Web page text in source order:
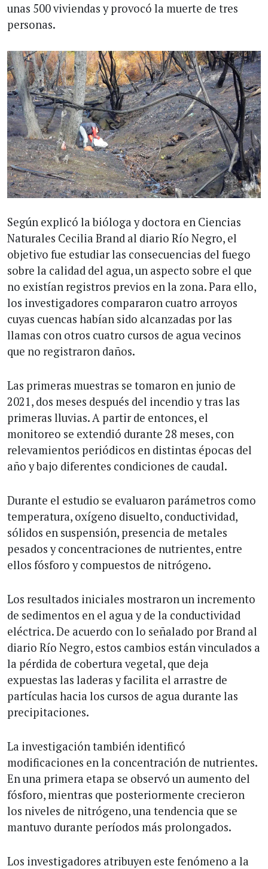
unas 500 viviendas y provocó la muerte de tres
personas.
Según explicó la bióloga y doctora en Ciencias
Naturales Cecilia Brand al diario Río Negro, el
objetivo fue estudiar las consecuencias del fuego
sobre la calidad del agua, un aspecto sobre el que
no existían registros previos en la zona. Para ello,
los investigadores compararon cuatro arroyos
cuyas cuencas habían sido alcanzadas por las
llamas con otros cuatro cursos de agua vecinos
que no registraron daños.
Las primeras muestras se tomaron en junio de
2021, dos meses después del incendio y tras las
primeras lluvias. A partir de entonces, el
monitoreo se extendió durante 28 meses, con
relevamientos periódicos en distintas épocas del
año y bajo diferentes condiciones de caudal.
Durante el estudio se evaluaron parámetros como
temperatura, oxígeno disuelto, conductividad,
sólidos en suspensión, presencia de metales
pesados y concentraciones de nutrientes, entre
ellos fósforo y compuestos de nitrógeno.
Los resultados iniciales mostraron un incremento
de sedimentos en el agua y de la conductividad
eléctrica. De acuerdo con lo señalado por Brand al
diario Río Negro, estos cambios están vinculados a
la pérdida de cobertura vegetal, que deja
expuestas las laderas y facilita el arrastre de
partículas hacia los cursos de agua durante las
precipitaciones.
La investigación también identificó
modificaciones en la concentración de nutrientes.
En una primera etapa se observó un aumento del
fósforo, mientras que posteriormente crecieron
los niveles de nitrógeno, una tendencia que se
mantuvo durante períodos más prolongados.
Los investigadores atribuyen este fenómeno a la